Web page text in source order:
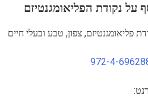
על נקודת הפליאומגנטיזם
פליאומגנטיזם, צפון, טבע ובעלי חיים